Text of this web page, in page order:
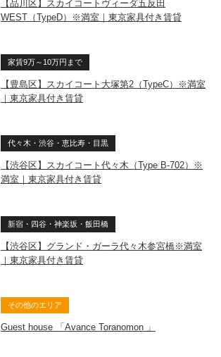
【品川区】スカイコートヴィーダ五反田
WEST（TypeD）※満室｜東京家具付き賃貸
家賃9万～10万円まで
【豊島区】スカイコート大塚第2（TypeC）※満室
｜東京家具付き賃貸
代々木・渋谷・恵比寿・目黒
【渋谷区】スカイコート代々木（Type B-702）※
満室｜東京家具付き賃貸
新宿・四谷・神楽坂・飯田橋
【渋谷区】グランド・ガーラ代々木参宮橋※満室
｜東京家具付き賃貸
その他のエリア
Guest house 「Avance Toranomon 」